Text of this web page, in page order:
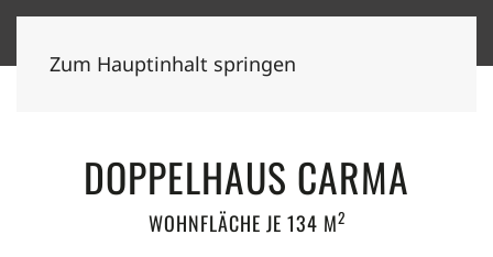
Zum Hauptinhalt springen
DOPPELHAUS CARMA
WOHNFLÄCHE JE 134 M2